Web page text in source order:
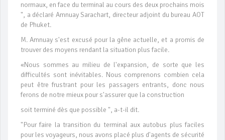
normaux, en face du terminal au cours des deux prochains mois
", a déclaré Amnuay Sarachart, directeur adjoint du bureau AOT
de Phuket.
M. Amnuay s'est excusé pour la gêne actuelle, et a promis de
trouver des moyens rendant la situation plus facile.
«Nous sommes au milieu de l'expansion, de sorte que les
difficultés sont inévitables. Nous comprenons combien cela
peut être frustrant pour les passagers entrants, donc nous
ferons de notre mieux pour s'assurer que la construction
soit terminé dès que possible ", a-t-il dit.
"Pour faire la transition du terminal aux autobus plus faciles
pour les voyageurs, nous avons placé plus d'agents de sécurité